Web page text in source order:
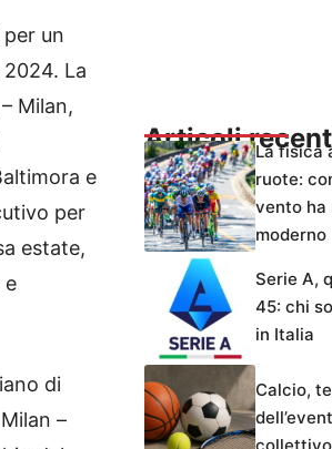
un
La
Milan,
e
per
estate,
e
di
–
Articoli
La fisica
ruote:
vento ha
moderno
Serie A,
45: chi
in Italia
Calcio,